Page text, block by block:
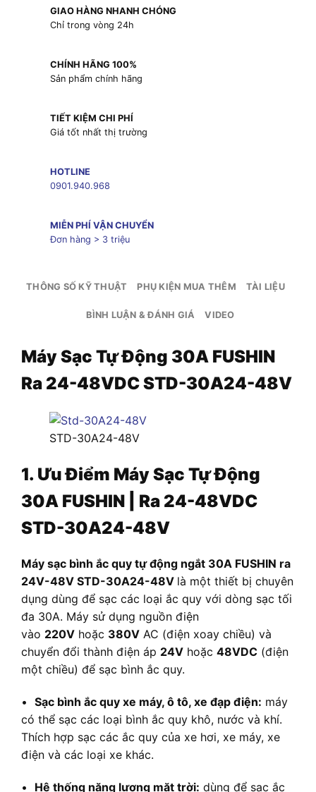
GIAO HÀNG NHANH CHÓNG
Chỉ trong vòng 24h
CHÍNH HÃNG 100%
Sản phẩm chính hãng
TIẾT KIỆM CHI PHÍ
Giá tốt nhất thị trường
HOTLINE
0901.940.968
MIỄN PHÍ VẬN CHUYỂN
Đơn hàng > 3 triệu
THÔNG SỐ KỸ THUẬT PHỤ KIỆN MUA THÊM TÀI LIỆU
BÌNH LUẬN & ĐÁNH GIÁ VIDEO
Máy Sạc Tự Động 30A FUSHIN
Ra 24-48VDC STD-30A24-48V
STD-30A24-48V
1. Ưu Điểm Máy Sạc Tự Động
30A FUSHIN | Ra 24-48VDC
STD-30A24-48V
Máy sạc bình ắc quy tự động ngắt 30A FUSHIN ra
24V-48V STD-30A24-48V là một thiết bị chuyên
dụng dùng để sạc các loại ắc quy với dòng sạc tối
đa 30A. Máy sử dụng nguồn điện
vào 220V hoặc 380V AC (điện xoay chiều) và
chuyển đổi thành điện áp 24V hoặc 48VDC (điện
một chiều) để sạc bình ắc quy.
• Sạc bình ắc quy xe máy, ô tô, xe đạp điện: máy
có thể sạc các loại bình ắc quy khô, nước và khí.
Thích hợp sạc các ắc quy của xe hơi, xe máy, xe
điện và các loại xe khác.
• Hệ thống năng lượng mặt trời: dùng để sạc ắc